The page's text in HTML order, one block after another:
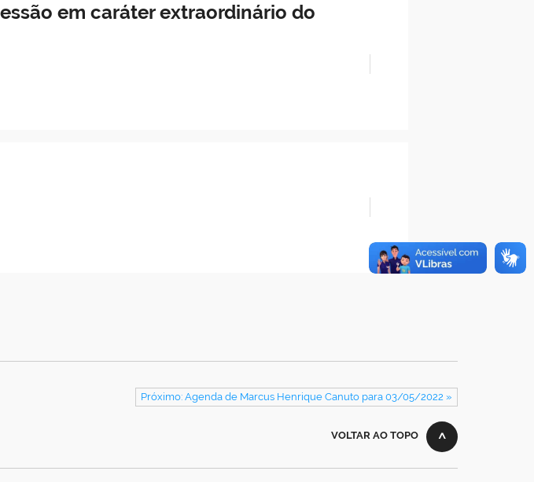
em caráter extraordinário do
Próximo: Agenda de Marcus Henrique Canuto para 03/05/2022 »
VOLTAR AO TOPO